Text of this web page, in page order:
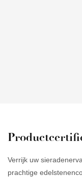
Verrijk uw
prachtige